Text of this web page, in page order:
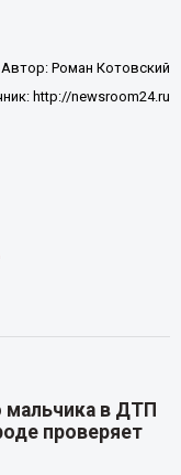
Автор:Роман Котовский
http://newsroom24.ru
мальчика в ДТП
проверяет